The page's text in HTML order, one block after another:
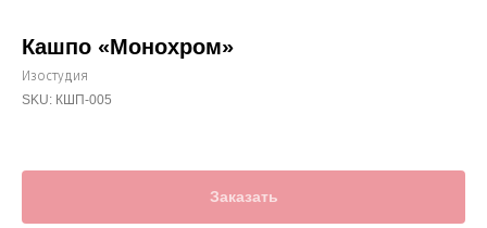
Кашпо «Монохром»
Изостудия
SKU: КШП-005
Заказать